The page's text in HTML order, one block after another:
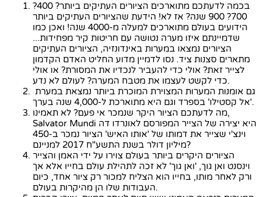
בכמה לדעתכם מתוארכים הציורים העתיקים ביותר? 400?
700? 900 שנה? אז לא! הידעת שהציורים העתיקים ביותר
הידועים בעולם מתוארכים למעלה מ-4000 שנה! ואכן כמו
שדמיינתם איזו מערה נטושה עם חריטות קיר מפחידות...
הציורים נמצאו במערות באינדונזיה, הציורים העתיקים
מתארים סצנות ציד. נסו לדמיין מדוע החליט האדם הקדמון
לצייר זאת? אולי כדי להעביר לנכדיו את המסורת? או אולי
כדי לקשט לעצמו את מטבח המערה? לעולם לא נדע.
'אל קסטילו' בספרד וגם היא מתוארכת ל-4,000 שנה בערך.
מה לדעתכם הציור היקר שנמכר אי פעם? לא תאמינו,
Salvator Mundi היא יצירה של הצייר המפורסם לאונרדו דה
וינצ'י שצייר את דמותו של 'אותו האיש' הציור נמכר ב-450
מיליון דולר בשנת התשע"ח 2017 למניינם?
הציורים היקרים ביותר בעולם צוירו על ידי האמן והצייר
וינסנט ואן גוך, 'ואן גוך' לא זכה לתהילת עולם בחייו אלא אך
ורק לאחר מותו, בחייו הוא הצליח למכור רק ציור אחד, כיום
העבודות שלו הן מהיקרות בעולם.